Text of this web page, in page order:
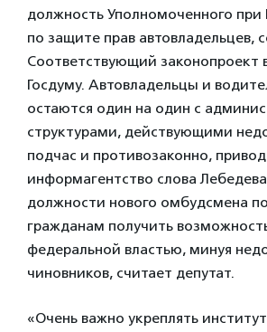
должность Уполномоченного
по защите прав автовладельцев,
Соответствующий законопроект
Госдуму. Автовладельцы и
остаются один на один с
структурами, действующими
подчас и противозаконно,
информагентство слова
должности нового омбудсмена
гражданам получить
федеральной властью, минуя
чиновников, считает депутат.
«Очень важно укреплять институт